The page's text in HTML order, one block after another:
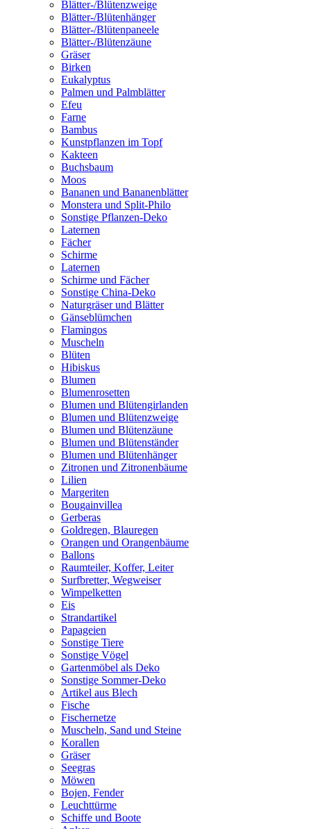
Blätter-/Blütenzweige
Blätter-/Blütenhänger
Blätter-/Blütenpaneele
Blätter-/Blütenzäune
Gräser
Birken
Eukalyptus
Palmen und Palmblätter
Efeu
Farne
Bambus
Kunstpflanzen im Topf
Kakteen
Buchsbaum
Moos
Bananen und Bananenblätter
Monstera und Split-Philo
Sonstige Pflanzen-Deko
Laternen
Fächer
Schirme
Laternen
Schirme und Fächer
Sonstige China-Deko
Naturgräser und Blätter
Gänseblümchen
Flamingos
Muscheln
Blüten
Hibiskus
Blumen
Blumenrosetten
Blumen und Blütengirlanden
Blumen und Blütenzweige
Blumen und Blütenzäune
Blumen und Blütenständer
Blumen und Blütenhänger
Zitronen und Zitronenbäume
Lilien
Margeriten
Bougainvillea
Gerberas
Goldregen, Blauregen
Orangen und Orangenbäume
Ballons
Raumteiler, Koffer, Leiter
Surfbretter, Wegweiser
Wimpelketten
Eis
Strandartikel
Papageien
Sonstige Tiere
Sonstige Vögel
Gartenmöbel als Deko
Sonstige Sommer-Deko
Artikel aus Blech
Fische
Fischernetze
Muscheln, Sand und Steine
Korallen
Gräser
Seegras
Möwen
Bojen, Fender
Leuchttürme
Schiffe und Boote